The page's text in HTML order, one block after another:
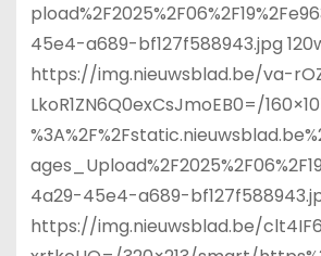
45e4-a689-bf127f588943.jpg
https://img.nieuwsblad.be/va-
LkoR1ZN6Q0exCsJmoEB0=/
4a29-45e4-a689-
https://img.nieuwsblad.be/